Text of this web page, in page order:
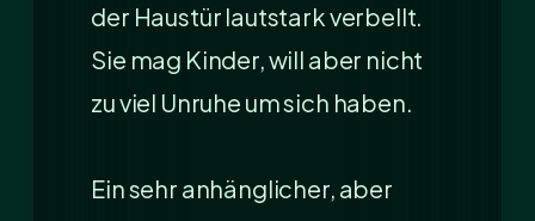
der Haustür lautstark verbellt.
Sie mag Kinder, will aber nicht
zu viel Unruhe um sich haben.
Ein sehr anhänglicher, aber